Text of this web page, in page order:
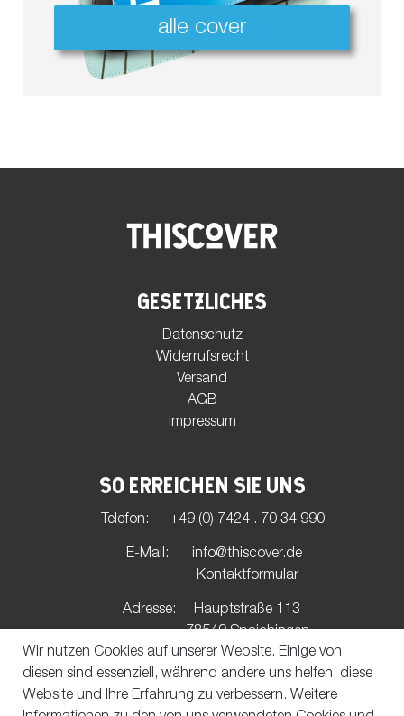
alle cover
GESETZLICHES
Datenschutz
Widerrufsrecht
Versand
AGB
Impressum
SO ERREICHEN SIE UNS
Telefon: +49 (0) 7424 . 70 34 990
E-Mail:
info@thiscover.de
Kontaktformular
Adresse:
Hauptstraße 113
78549 Spaichingen
UNSERE ZAHLUNGSMÖGLICHKEITEN
Wir nutzen Cookies auf unserer Website. Einige von
diesen sind essenziell, während andere uns helfen, diese
Website und Ihre Erfahrung zu verbessern. Weitere